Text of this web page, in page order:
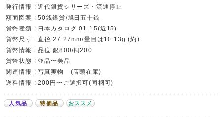
発行情報 : 近代銀貨シリーズ・流通停止
額面図案 : 50銭銀貨/旭日五十銭
貨幣種類 : 日本カタログ 01-15(近15)
貨幣尺寸 : 直径 27.27mm/量目は10.13g (約)
貨幣情報 : 品位 銀800/銅200
貨幣状態 : 並品〜美品
関連情報 : 写真実物 (店頭在庫)
送料情報 : 200円〜ご選択可(同梱可)
人気品 特価品 おススメ